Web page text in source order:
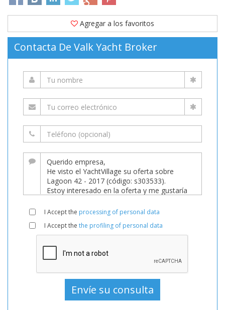
Agregar a los favoritos
Contacta De Valk Yacht Broker
I Accept the processing of personal data
I Accept the the profiling of personal data